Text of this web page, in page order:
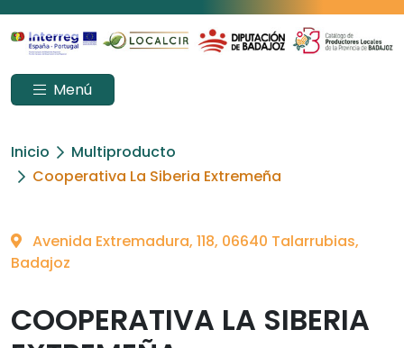
Menú
Inicio
Multiproducto
Cooperativa La Siberia Extremeña
Avenida Extremadura, 118, 06640 Talarrubias,
Badajoz
COOPERATIVA LA SIBERIA